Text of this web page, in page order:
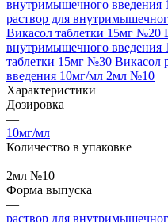
внутримышечного
раствор для
Викасол таблетки 15мг №20
внутримышечного
таблетки 15мг №30 Викасол
введения 10мг/мл 2мл №10
Характеристики
Дозировка
—
10мг/мл
Количество в упаковке
—
2мл №10
Форма выпуска
—
раствор для